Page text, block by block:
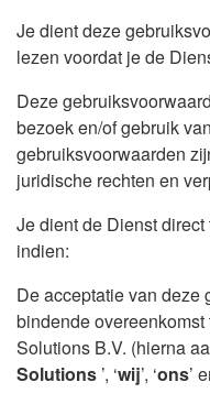
Je dient deze
lezen voordat je de
Deze
bezoek en/of gebruik
gebruiksvoorwaarden
juridische rechten en
Je dient de Dienst
indien:
De acceptatie van deze
bindende
Solutions B.V. (hierna
Solutions ’, ‘wij’, ‘ons’